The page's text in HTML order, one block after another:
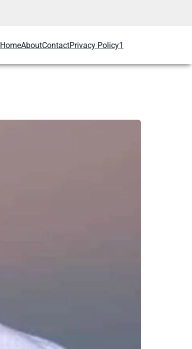
HomeAboutContactPrivacy Policy1